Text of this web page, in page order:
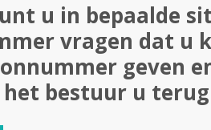
u in bepaalde
vragen dat u
geven
bestuur u